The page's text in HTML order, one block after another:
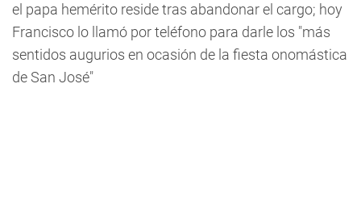
el papa hemérito reside tras abandonar el cargo; hoy
Francisco lo llamó por teléfono para darle los "más
sentidos augurios en ocasión de la fiesta onomástica
de San José"